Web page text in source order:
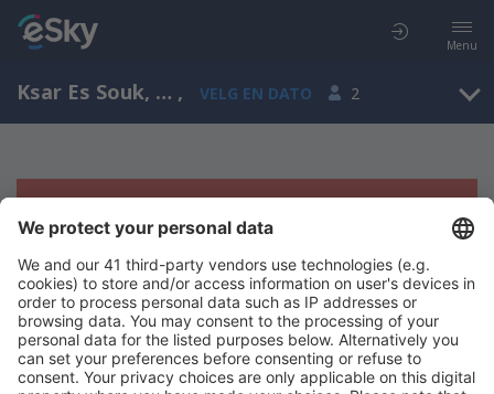
Menu
Ksar Es Souk, Meknes-Tafilalet, Marokko , VELG EN DATO 2
Beklager, søket ga ingen resultater
Prøv å søk etter andre kriterier